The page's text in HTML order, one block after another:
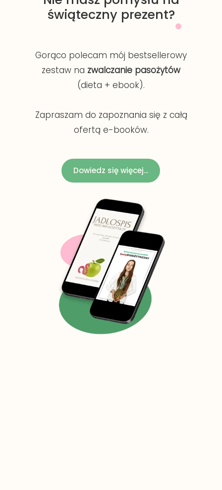
świąteczny prezent?
Gorąco polecam mój bestsellerowy
zestaw na zwalczanie pasożytów
(dieta + ebook).
Zapraszam do zapoznania się z całą
ofertą e-booków.
Dowiedz się więcej...